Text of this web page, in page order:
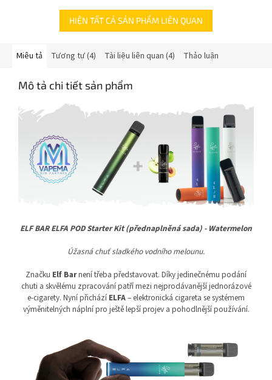
HIỆN TẤT CẢ SẢN PHẨM LIÊN QUAN
Miêu tả Tương tự (4) Tài liệu liên quan (4) Thảo luận
Mô tả chi tiết sản phẩm
ELF BAR ELFA POD Starter Kit (přednaplněná sada) - Watermelon
Úžasná chuť sladkého vodního melounu.
Značku Elf Barnení třeba představovat. Díky jedinečnému podání
chuti a skvělému zpracování patří mezi nejprodávanější jednorázové
e-cigarety. Nyní přichází ELFA– elektronická cigareta se systémem
výměnitelných náplní pro ještě lepší projev a pohodlnější používání.